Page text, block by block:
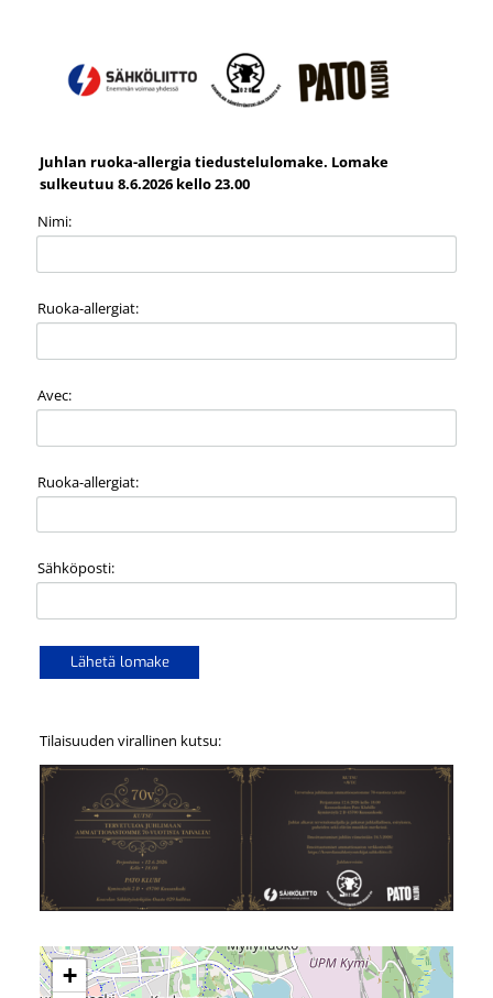
Juhlan ruoka-allergia tiedustelulomake. Lomake
sulkeutuu 8.6.2026 kello 23.00
Nimi:
Ruoka-allergiat:
Avec:
Ruoka-allergiat:
Sähköposti:
Lähetä lomake
Tilaisuuden virallinen kutsu:
+